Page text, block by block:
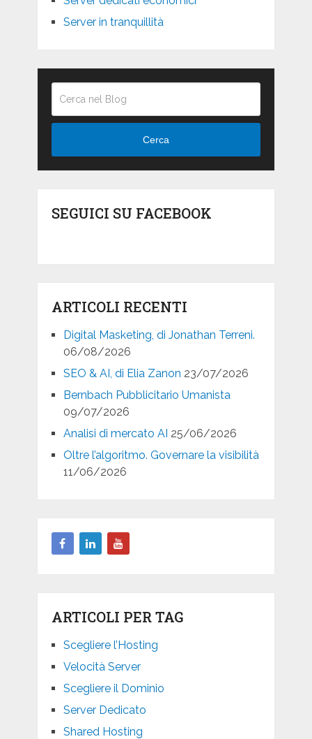
Server in tranquillità
Cerca
SEGUICI SU FACEBOOK
ARTICOLI RECENTI
Digital Masketing, di Jonathan Terreni.
06/08/2026
SEO & AI, di Elia Zanon 23/07/2026
Bernbach Pubblicitario Umanista
09/07/2026
Analisi di mercato AI 25/06/2026
Oltre l’algoritmo. Governare la visibilità
11/06/2026
ARTICOLI PER TAG
Scegliere l’Hosting
Velocità Server
Scegliere il Dominio
Server Dedicato
Shared Hosting